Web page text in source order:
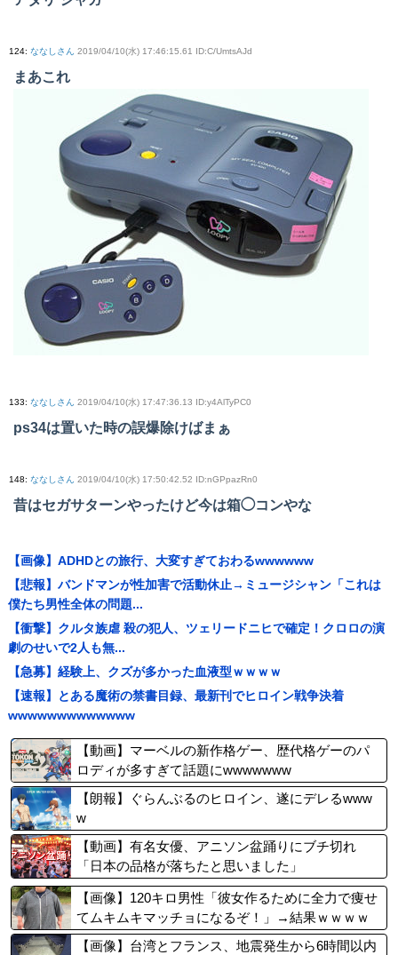
124: ななしさん 2019/04/10(水) 17:46:15.61 ID:C/UmtsAJd
まあこれ
133: ななしさん 2019/04/10(水) 17:47:36.13 ID:y4AlTyPC0
ps34は置いた時の誤爆除けばまぁ
148: ななしさん 2019/04/10(水) 17:50:42.52 ID:nGPpazRn0
昔はセガサターンやったけど今は箱◯コンやな
【画像】ADHDとの旅行、大変すぎておわるwwwwww
【悲報】バンドマンが性加害で活動休止→ミュージシャン「これは
僕たち男性全体の問題...
【衝撃】クルタ族虐 殺の犯人、ツェリードニヒで確定！クロロの演
劇のせいで2人も無...
【急募】経験上、クズが多かった血液型ｗｗｗｗ
【速報】とある魔術の禁書目録、最新刊でヒロイン戦争決着
wwwwwwwwwwwww
【動画】マーベルの新作格ゲー、歴代格ゲーのパ
ロディが多すぎて話題にwwwwwww
【朗報】ぐらんぶるのヒロイン、遂にデレるwww
w
【動画】有名女優、アニソン盆踊りにブチ切れ
「日本の品格が落ちたと思いました」
【画像】120キロ男性「彼女作るために全力で痩せ
てムキムキマッチョになるぞ！」→結果ｗｗｗｗ
【画像】台湾とフランス、地震発生から6時間以内